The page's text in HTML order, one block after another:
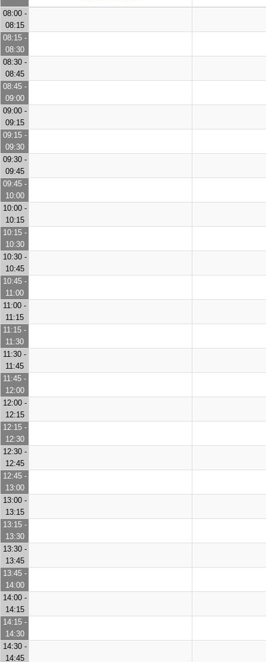
08:00 -
08:15
08:15 -
08:30
08:30 -
08:45
08:45 -
09:00
09:00 -
09:15
09:15 -
09:30
09:30 -
09:45
09:45 -
10:00
10:00 -
10:15
10:15 -
10:30
10:30 -
10:45
10:45 -
11:00
11:00 -
11:15
11:15 -
11:30
11:30 -
11:45
11:45 -
12:00
12:00 -
12:15
12:15 -
12:30
12:30 -
12:45
12:45 -
13:00
13:00 -
13:15
13:15 -
13:30
13:30 -
13:45
13:45 -
14:00
14:00 -
14:15
14:15 -
14:30
14:30 -
14:45